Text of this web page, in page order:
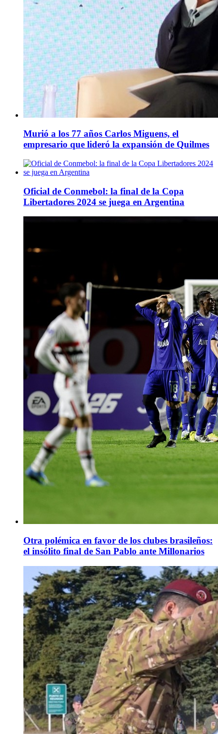
Murió a los 77 años Carlos Miguens, el
empresario que lideró la expansión de Quilmes
Oficial de Conmebol: la final de la Copa
Libertadores 2024 se juega en Argentina
Otra polémica en favor de los clubes brasileños:
el insólito final de San Pablo ante Millonarios